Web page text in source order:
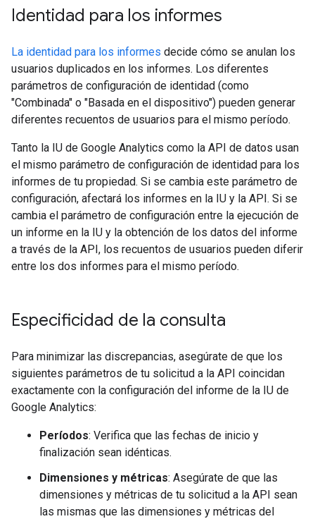
Identidad para los informes
La identidad para los informes decide cómo se anulan los
usuarios duplicados en los informes. Los diferentes
parámetros de configuración de identidad (como
"Combinada" o "Basada en el dispositivo") pueden generar
diferentes recuentos de usuarios para el mismo período.
Tanto la IU de Google Analytics como la API de datos usan
el mismo parámetro de configuración de identidad para los
informes de tu propiedad. Si se cambia este parámetro de
configuración, afectará los informes en la IU y la API. Si se
cambia el parámetro de configuración entre la ejecución de
un informe en la IU y la obtención de los datos del informe
a través de la API, los recuentos de usuarios pueden diferir
entre los dos informes para el mismo período.
Especificidad de la consulta
Para minimizar las discrepancias, asegúrate de que los
siguientes parámetros de tu solicitud a la API coincidan
exactamente con la configuración del informe de la IU de
Google Analytics:
Períodos: Verifica que las fechas de inicio y
finalización sean idénticas.
Dimensiones y métricas: Asegúrate de que las
dimensiones y métricas de tu solicitud a la API sean
las mismas que las dimensiones y métricas del